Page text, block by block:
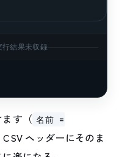
結果未収録
す（ 名前 =
ヘッダーにそのま